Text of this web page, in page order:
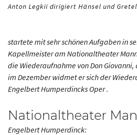
Anton Legkii dirigiert Hänsel und
startete mit sehr schönen Aufgaben in
Kapellmeister am Nationaltheater
die Wiederaufnahme vonDon Giovanni,
im Dezember widmet er sich der
Engelbert Humperdincks Oper .
Nationaltheater
Engelbert Humperdinck: